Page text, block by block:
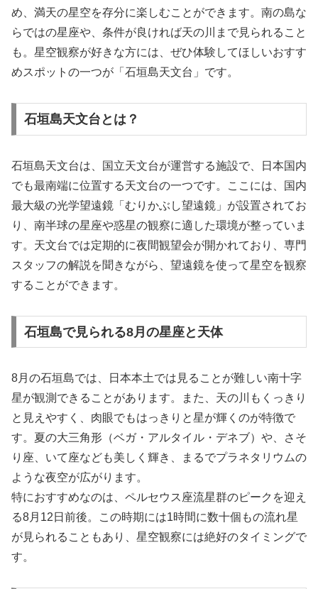
め、満天の星空を存分に楽しむことができます。南の島な
らではの星座や、条件が良ければ天の川まで見られること
も。星空観察が好きな方には、ぜひ体験してほしいおすす
めスポットの一つが「石垣島天文台」です。
石垣島天文台とは？
石垣島天文台は、国立天文台が運営する施設で、日本国内
でも最南端に位置する天文台の一つです。ここには、国内
最大級の光学望遠鏡「むりかぶし望遠鏡」が設置されてお
り、南半球の星座や惑星の観察に適した環境が整っていま
す。天文台では定期的に夜間観望会が開かれており、専門
スタッフの解説を聞きながら、望遠鏡を使って星空を観察
することができます。
石垣島で見られる8月の星座と天体
8月の石垣島では、日本本土では見ることが難しい南十字
星が観測できることがあります。また、天の川もくっきり
と見えやすく、肉眼でもはっきりと星が輝くのが特徴で
す。夏の大三角形（ベガ・アルタイル・デネブ）や、さそ
り座、いて座なども美しく輝き、まるでプラネタリウムの
ような夜空が広がります。
特におすすめなのは、ペルセウス座流星群のピークを迎え
る8月12日前後。この時期には1時間に数十個もの流れ星
が見られることもあり、星空観察には絶好のタイミングで
す。